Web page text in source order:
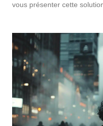
vous présenter cette